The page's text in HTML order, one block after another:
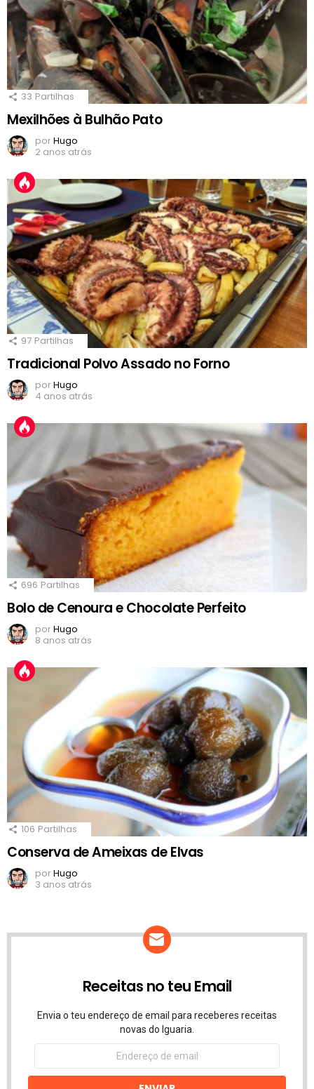
33 Partilhas
Mexilhões à Bulhão Pato
porHugo
2 anos atrás
97 Partilhas
Tradicional Polvo Assado no Forno
porHugo
4 anos atrás
696 Partilhas
Bolo de Cenoura e Chocolate Perfeito
porHugo
8 anos atrás
106 Partilhas
Conserva de Ameixas de Elvas
porHugo
3 anos atrás
Receitas no teu Email
Envia o teu endereço de email para receberes receitas
novas do Iguaria.
Endereço
email